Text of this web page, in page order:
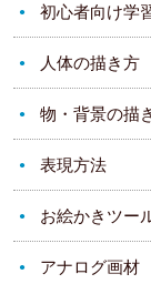
初心者向け学
人体の描き方
物・背景の描
表現方法
お絵かきツー
アナログ画材